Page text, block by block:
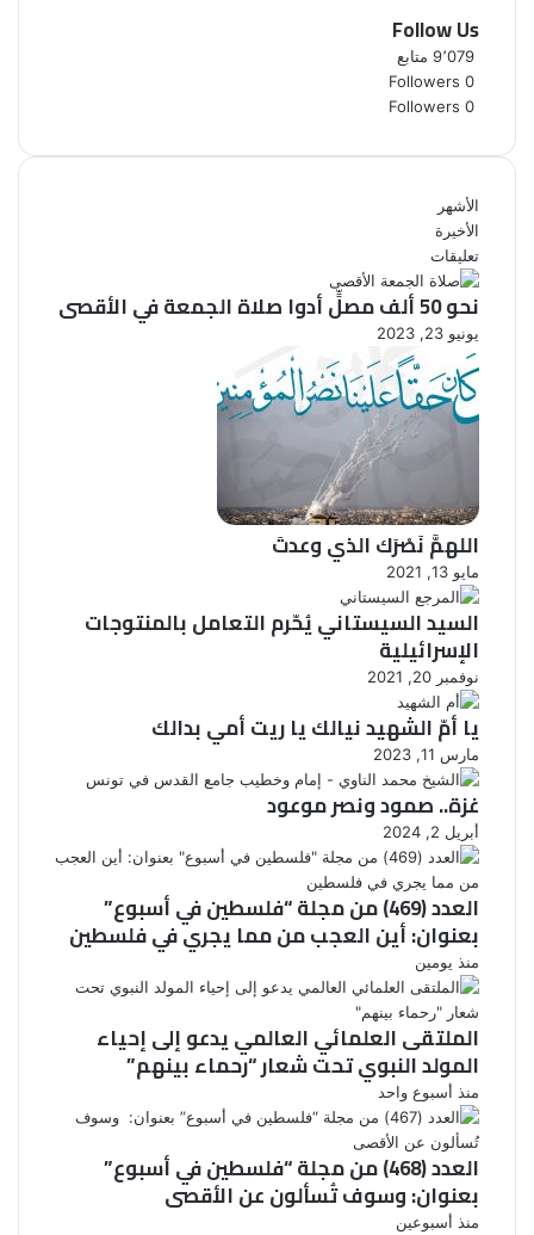
Follow Us
9٬079 متابع
0
Followers
0
Followers
الأشهر
الأخيرة
تعليقات
نحو 50 ألف مصلٍّ أدوا صلاة الجمعة في الأقصى
يونيو 23, 2023
اللهمَّ نَصْرَك الذي وعدتَ
مايو 13, 2021
السيد السيستاني يُحّرم التعامل بالمنتوجات
الإسرائيلية
نوفمبر 20, 2021
يا أمّ الشهيد نيالك يا ريت أمي بدالك
مارس 11, 2023
غزة.. صمود ونصر موعود
أبريل 2, 2024
العدد (469) من مجلة “فلسطين في أسبوع”
بعنوان: أين العجب من مما يجري في فلسطين
منذ يومين
الملتقى العلمائي العالمي يدعو إلى إحياء
المولد النبوي تحت شعار “رحماء بينهم”
منذ أسبوع واحد
العدد (468) من مجلة “فلسطين في أسبوع”
بعنوان: وسوف تُسألون عن الأقصى
منذ أسبوعين